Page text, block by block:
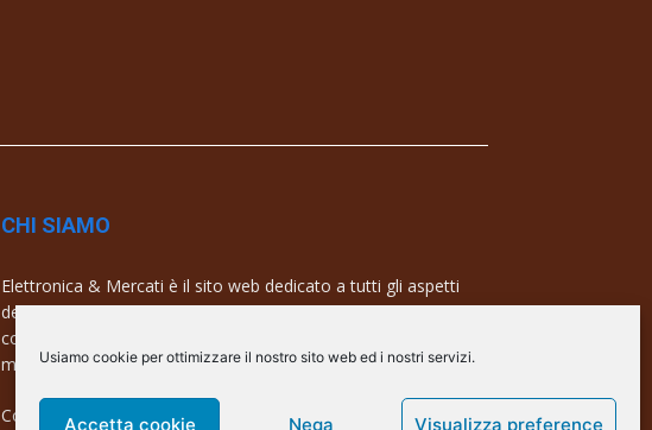
Usiamo cookie per ottimizzare il nostro sito web ed i nostri servizi.
Accetta cookie Nega Visualizza preference
CHI SIAMO
Elettronica & Mercati è il sito web dedicato a tutti gli aspetti
dell’elettronica professionale e dell’industria dei semiconduttori,
con una copertura a 360° che coinvolge tecnologie, prodotti,
mercati e aziende.
Contatti:info@arscommunication.it